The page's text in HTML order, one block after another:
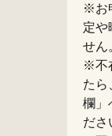
※お
定や
せん
※不
たら
欄」
ださ